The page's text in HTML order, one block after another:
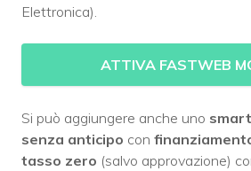
Elettronica).
ATTIVA FASTWEB
Si può aggiungere anche uno
senza anticipo con
tasso zero (salvo approvazione)